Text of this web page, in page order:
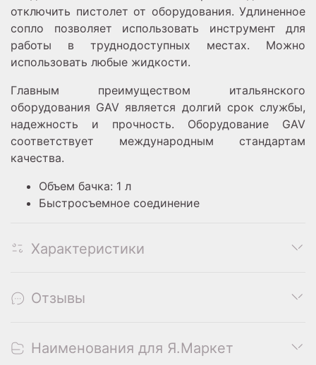
отключить пистолет от оборудования. Удлиненное
сопло позволяет использовать инструмент для
работы в труднодоступных местах. Можно
использовать любые жидкости.
Главным преимуществом итальянского
оборудования GAV является долгий срок службы,
надежность и прочность. Оборудование GAV
соответствует международным стандартам
качества.
Объем бачка: 1 л
Быстросъемное соединение
Характеристики
Отзывы
Наименования для Я.Маркет